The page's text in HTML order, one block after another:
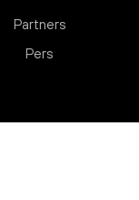
Partners
Pers